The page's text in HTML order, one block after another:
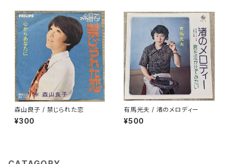
森山良子 / 禁じられた恋
¥300
有馬光夫 / 渚のメロディー
¥500